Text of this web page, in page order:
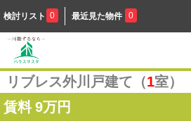
検討リスト 0 最近見た物件 0
リブレス外川戸建て（1室）
賃料 9万円